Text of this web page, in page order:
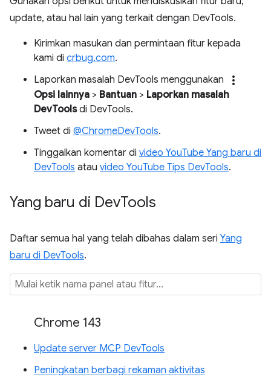
update, atau hal lain yang terkait dengan DevTools.
Kirimkan masukan dan permintaan fitur kepada
kami di crbug.com.
Laporkan masalah DevTools menggunakan
more_vert
Opsi lainnya > Bantuan > Laporkan masalah
DevToolsdi DevTools.
Tweet di @ChromeDevTools.
Tinggalkan komentar di video YouTube Yang baru di
DevTools atau video YouTube Tips DevTools.
Yang baru di DevTools
Daftar semua hal yang telah dibahas dalam seri Yang
baru di DevTools.
Chrome 143
Update server MCP DevTools
Peningkatan berbagi rekaman aktivitas